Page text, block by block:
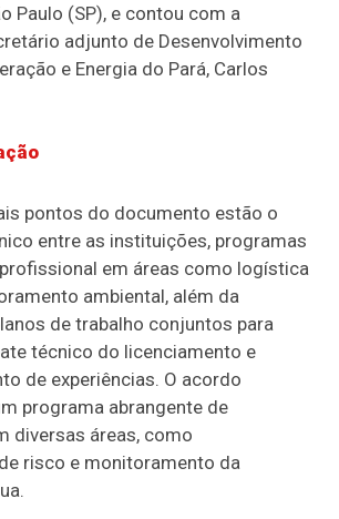
Paulo (SP), e contou com a
adjunto de Desenvolvimento
e Energia do Pará, Carlos
pontos do documento estão o
entre as instituições, programas
em áreas como logística
ambiental, além da
de trabalho conjuntos para
técnico do licenciamento e
de experiências. O acordo
programa abrangente de
diversas áreas, como
risco e monitoramento da